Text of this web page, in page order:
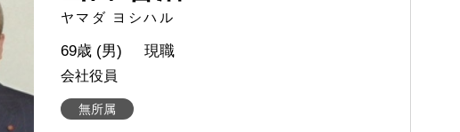
ヤマダ ヨシハル
無所属
69歳 (男) 現職
会社役員